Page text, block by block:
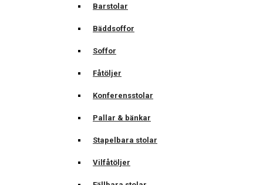
Barstolar
Bäddsoffor
Soffor
Fåtöljer
Konferensstolar
Pallar & bänkar
Stapelbara stolar
Vilfåtöljer